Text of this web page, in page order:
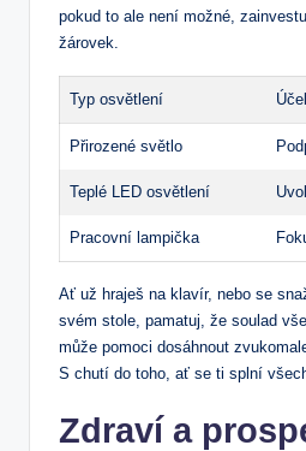
pokud to ale není možné,
žárovek.
Typ osvětlení Účel
Přirozené světlo
Teplé LED osvětlení
Pracovní lampička
Ať už hraješ na klavír, nebo se
svém stole, pamatuj, že soulad
může pomoci dosáhnout
S chutí do toho, ať se ti splní
Zdraví a